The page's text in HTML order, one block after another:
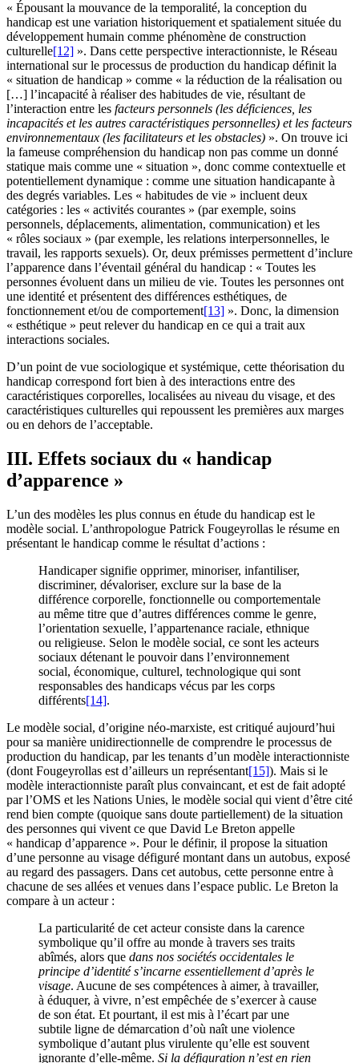
« Épousant la mouvance de la temporalité, la conception du
handicap est une variation historiquement et spatialement située du
développement humain comme phénomène de construction
culturelle[12] ». Dans cette perspective interactionniste, le Réseau
international sur le processus de production du handicap définit la
« situation de handicap » comme « la réduction de la réalisation ou
[…] l’incapacité à réaliser des habitudes de vie, résultant de
l’interaction entre les facteurs personnels (les déficiences, les
incapacités et les autres caractéristiques personnelles) et les facteurs
environnementaux (les facilitateurs et les obstacles) ». On trouve ici
la fameuse compréhension du handicap non pas comme un donné
statique mais comme une « situation », donc comme contextuelle et
potentiellement dynamique : comme une situation handicapante à
des degrés variables. Les « habitudes de vie » incluent deux
catégories : les « activités courantes » (par exemple, soins
personnels, déplacements, alimentation, communication) et les
« rôles sociaux » (par exemple, les relations interpersonnelles, le
travail, les rapports sexuels). Or, deux prémisses permettent d’inclure
l’apparence dans l’éventail général du handicap : « Toutes les
personnes évoluent dans un milieu de vie. Toutes les personnes ont
une identité et présentent des différences esthétiques, de
fonctionnement et/ou de comportement[13] ». Donc, la dimension
« esthétique » peut relever du handicap en ce qui a trait aux
interactions sociales.
D’un point de vue sociologique et systémique, cette théorisation du
handicap correspond fort bien à des interactions entre des
caractéristiques corporelles, localisées au niveau du visage, et des
caractéristiques culturelles qui repoussent les premières aux marges
ou en dehors de l’acceptable.
III. Effets sociaux du « handicap
d’apparence »
L’un des modèles les plus connus en étude du handicap est le
modèle social. L’anthropologue Patrick Fougeyrollas le résume en
présentant le handicap comme le résultat d’actions :
Handicaper signifie opprimer, minoriser, infantiliser,
discriminer, dévaloriser, exclure sur la base de la
différence corporelle, fonctionnelle ou comportementale
au même titre que d’autres différences comme le genre,
l’orientation sexuelle, l’appartenance raciale, ethnique
ou religieuse. Selon le modèle social, ce sont les acteurs
sociaux détenant le pouvoir dans l’environnement
social, économique, culturel, technologique qui sont
responsables des handicaps vécus par les corps
différents[14].
Le modèle social, d’origine néo-marxiste, est critiqué aujourd’hui
pour sa manière unidirectionnelle de comprendre le processus de
production du handicap, par les tenants d’un modèle interactionniste
(dont Fougeyrollas est d’ailleurs un représentant[15]). Mais si le
modèle interactionniste paraît plus convaincant, et est de fait adopté
par l’OMS et les Nations Unies, le modèle social qui vient d’être cité
rend bien compte (quoique sans doute partiellement) de la situation
des personnes qui vivent ce que David Le Breton appelle
« handicap d’apparence ». Pour le définir, il propose la situation
d’une personne au visage défiguré montant dans un autobus, exposé
au regard des passagers. Dans cet autobus, cette personne entre à
chacune de ses allées et venues dans l’espace public. Le Breton la
compare à un acteur :
La particularité de cet acteur consiste dans la carence
symbolique qu’il offre au monde à travers ses traits
abîmés, alors que dans nos sociétés occidentales le
principe d’identité s’incarne essentiellement d’après le
visage. Aucune de ses compétences à aimer, à travailler,
à éduquer, à vivre, n’est empêchée de s’exercer à cause
de son état. Et pourtant, il est mis à l’écart par une
subtile ligne de démarcation d’où naît une violence
symbolique d’autant plus virulente qu’elle est souvent
ignorante d’elle-même. Si la défiguration n’est en rien